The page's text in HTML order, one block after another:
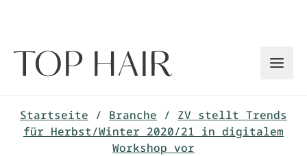
Startseite / Branche / ZV stellt Trends
für Herbst/Winter 2020/21 in digitalem
Workshop vor